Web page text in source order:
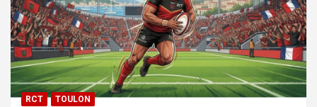
RCT TOULON